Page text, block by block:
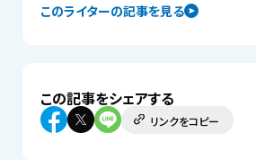
このライターの記事を見る
この記事をシェアする
リンクをコピー